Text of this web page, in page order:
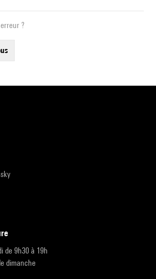
?
de 9h30 à 19h
dimanche